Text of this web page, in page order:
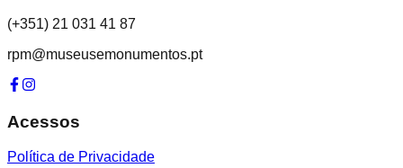
(+351) 21 031 41 87
rpm@museusemonumentos.pt
Acessos
Política de Privacidade